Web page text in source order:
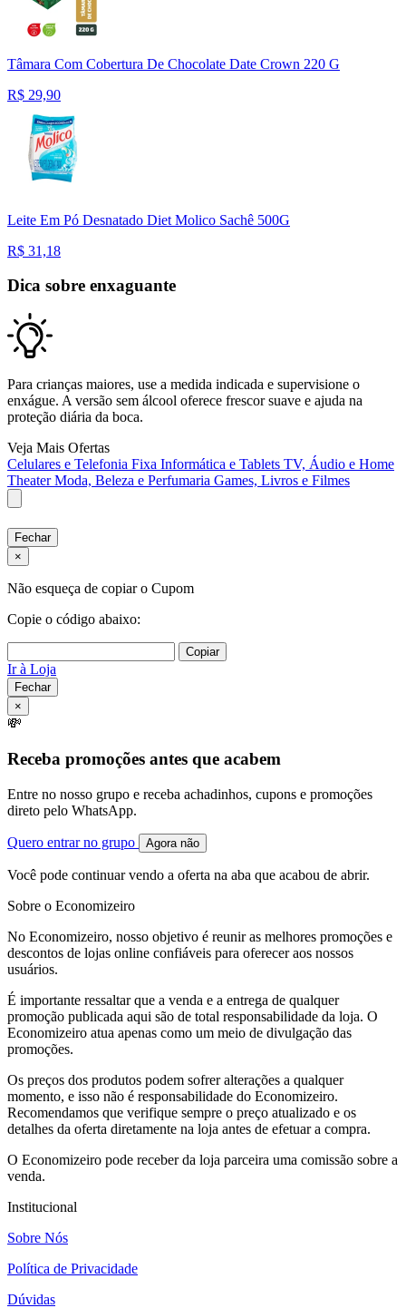
Tâmara Com Cobertura De Chocolate Date Crown 220 G
R$ 29,90
Leite Em Pó Desnatado Diet Molico Sachê 500G
R$ 31,18
Dica sobre enxaguante
Para crianças maiores, use a medida indicada e supervisione o
enxágue. A versão sem álcool oferece frescor suave e ajuda na
proteção diária da boca.
Veja Mais Ofertas
Celulares e Telefonia Fixa Informática e Tablets TV, Áudio e Home
TheaterModa, Beleza e Perfumaria Games, Livros e Filmes
Fechar
×
Não esqueça de copiar o Cupom
Copie o código abaixo:
Copiar
Ir à Loja
Fechar
×
💸
Receba promoções antes que acabem
Entre no nosso grupo e receba achadinhos, cupons e promoções
direto pelo WhatsApp.
Quero entrar no grupo Agora não
Você pode continuar vendo a oferta na aba que acabou de abrir.
Sobre o Economizeiro
No Economizeiro, nosso objetivo é reunir as melhores promoções e
descontos de lojas online confiáveis para oferecer aos nossos
usuários.
É importante ressaltar que a venda e a entrega de qualquer
promoção publicada aqui são de total responsabilidade da loja. O
Economizeiro atua apenas como um meio de divulgação das
promoções.
Os preços dos produtos podem sofrer alterações a qualquer
momento, e isso não é responsabilidade do Economizeiro.
Recomendamos que verifique sempre o preço atualizado e os
detalhes da oferta diretamente na loja antes de efetuar a compra.
O Economizeiro pode receber da loja parceira uma comissão sobre a
venda.
Institucional
Sobre Nós
Política de Privacidade
Dúvidas